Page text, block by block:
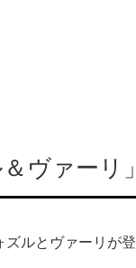
ヴァーリ」
ルとヴァーリが